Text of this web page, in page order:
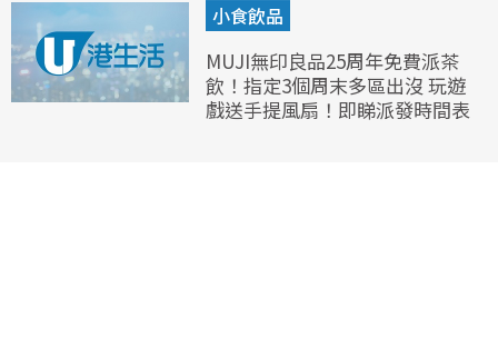
小食飲品
MUJI無印良品25周年免費派茶
飲！指定3個周末多區出沒 玩遊
戲送手提風扇！即睇派發時間表